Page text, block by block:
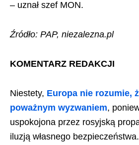
– uznał szef MON.
Źródło: PAP, niezalezna.pl
KOMENTARZ REDAKCJI
Niestety, Europa nie rozumie,
poważnym wyzwaniem,
uspokojona przez rosyjską
iluzją własnego